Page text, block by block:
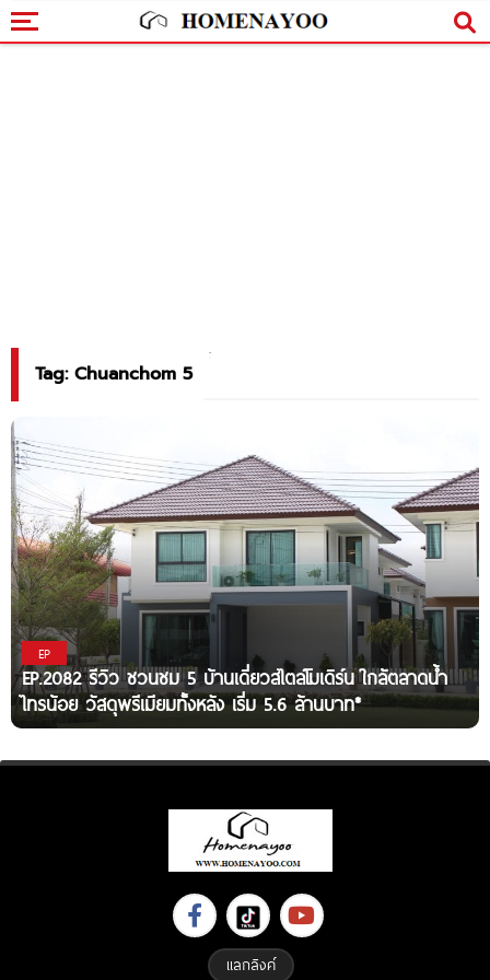
Tag: Chuanchom 5
EP
EP.2082 รีวิว ชวนชม 5 บ้านเดี่ยวสไตล์โมเดิร์น ใกล้ตลาดน้ำ
ไทรน้อย วัสดุพรีเมียมทั้งหลัง เริ่ม 5.6 ล้านบาท*
แลกลิงค์